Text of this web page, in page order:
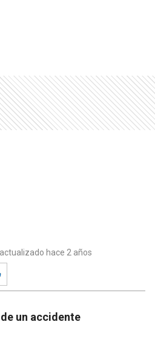
hace 2 años
un accidente